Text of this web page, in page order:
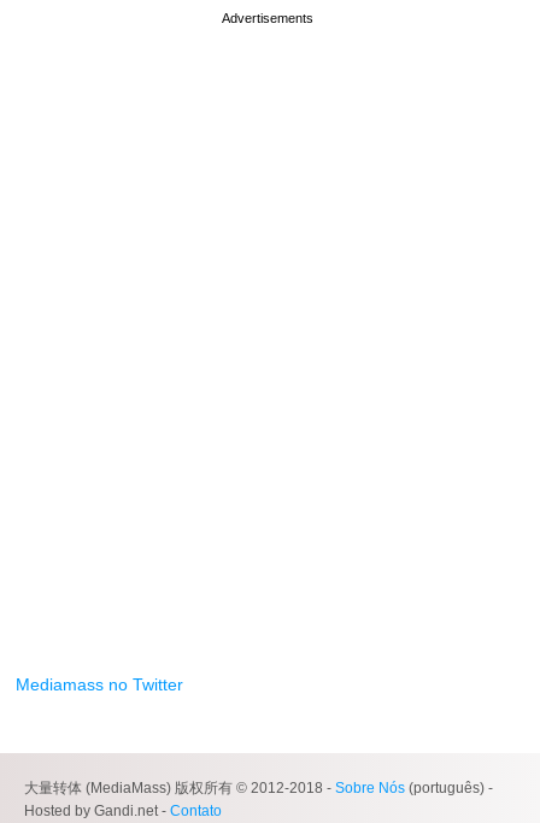
Mediamass no Twitter
大量转体 (MediaMass) 版权所有 © 2012-2018 - Sobre Nós (português) -
Hosted by Gandi.net - Contato